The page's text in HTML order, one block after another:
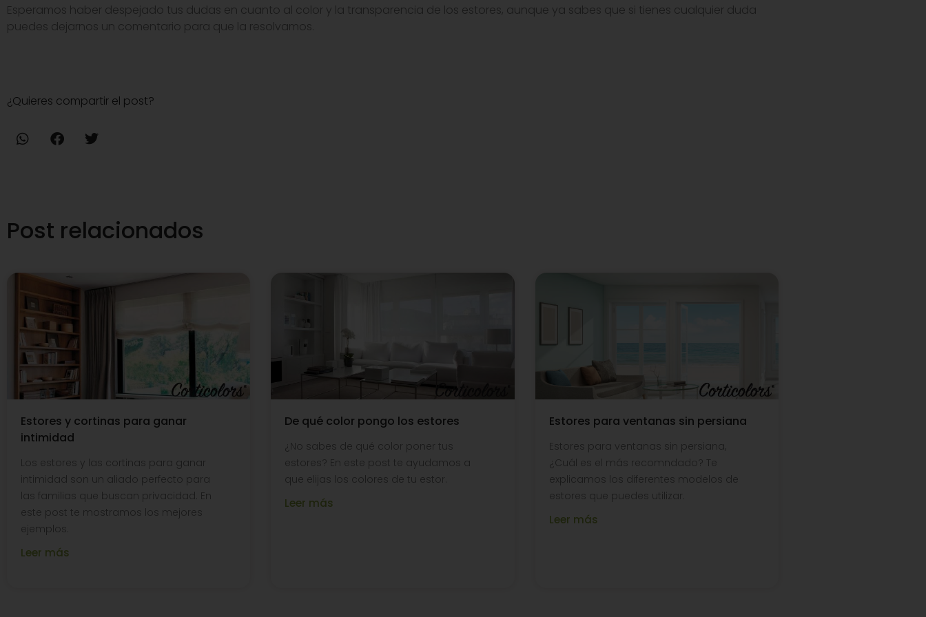
Esperamos haber despejado tus dudas en cuanto al color y la transparencia de los estores, aunque ya sabes que si tienes cualquier duda
puedes dejarnos un comentario para que la resolvamos.
¿Quieres compartir el post?
Post relacionados
Estores y cortinas para ganar
intimidad
Los estores y las cortinas para ganar
intimidad son un aliado perfecto para
las familias que buscan privacidad. En
este post te mostramos los mejores
ejemplos.
Leer más
De qué color pongo los estores
¿No sabes de qué color poner tus
estores? En este post te ayudamos a
que elijas los colores de tu estor.
Leer más
Estores para ventanas sin persiana
Estores para ventanas sin persiana,
¿Cuál es el más recomndado? Te
explicamos los diferentes modelos de
estores que puedes utilizar.
Leer más